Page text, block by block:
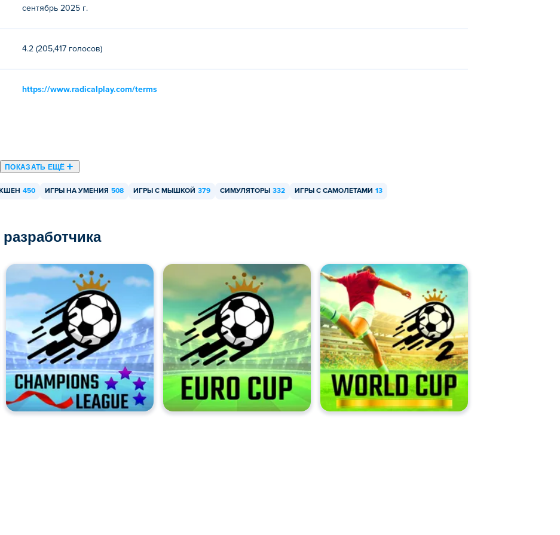
в их другие игры на Poki (Поки):
бесплатно?
и мобильных устройствах, таких как телефоны и планшеты.
сентябрь 2025 г.
4.2 (205,417 голосов)
https://www.radicalplay.com/terms
ПОКАЗАТЬ ЕЩЁ
450 ИГРЫ НА УМЕНИЯ 508 ИГРЫ С МЫШКОЙ 379 СИМУЛЯТОРЫ 332 ИГРЫ С САМОЛЕТАМИ 13